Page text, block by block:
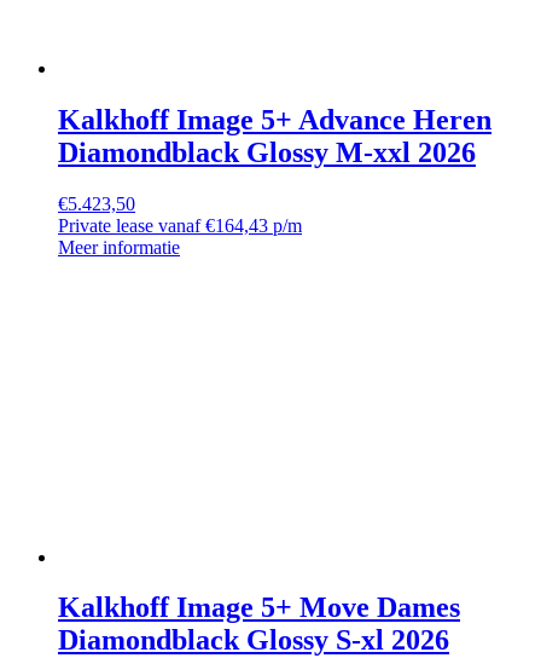
Kalkhoff Image 5+ Advance Heren
Diamondblack Glossy M-xxl 2026
€5.423,50
Private lease vanaf €164,43 p/m
Meer informatie
Kalkhoff Image 5+ Move Dames
Diamondblack Glossy S-xl 2026